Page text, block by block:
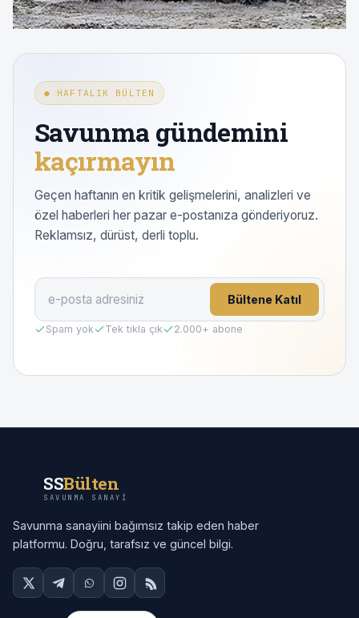
● HAFTALIK BÜLTEN
Savunma gündemini
kaçırmayın
Geçen haftanın en kritik gelişmelerini, analizleri ve
özel haberleri her pazar e-postanıza gönderiyoruz.
Reklamsız, dürüst, derli toplu.
Bültene Katıl
Spam yok Tek tıkla çık 2.000+ abone
SSBülten
SAVUNMA SANAYI
Savunma sanayiini bağımsız takip eden haber
platformu. Doğru, tarafsız ve güncel bilgi.